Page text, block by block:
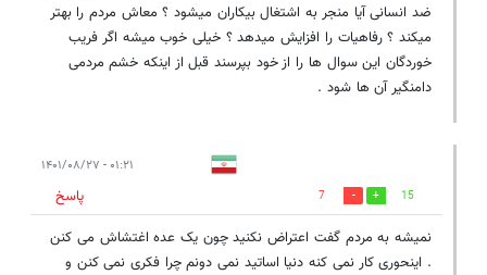
ضد انسانی آیا منجر به اشتغال بیکاران میشود ؟ معاش مردم را بهتر
میکند ؟ رفاهیات را افزایش میدهد ؟ خیلی خوب میشه اگر فریب
خوردگان این سوال ها را از خود بپرسند قبل از اینکه خشم مردمی
دامنگیر آن ها شود .
۰۱:۲۱ - ۱۴۰۱/۰۸/۲۷
15
7
پاسخ
نمیشه به مردم گفت اعتراض نکنید چون یک عده اغتشاش می کنن
. اینحوری کار نمی کنه دنیا اساتید نمی دونم چرا فکری نمی کنن و